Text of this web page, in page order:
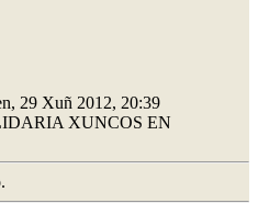
29 Xuñ 2012, 20:39
XUNCOS EN